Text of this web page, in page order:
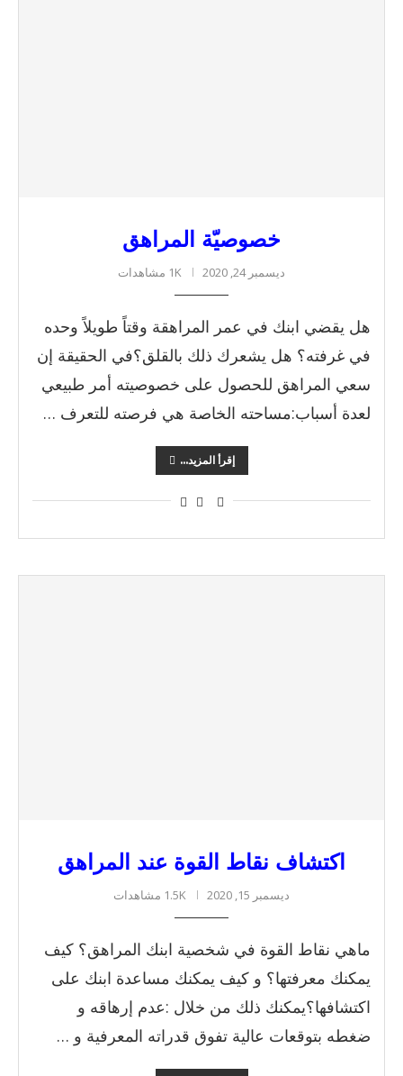
خصوصيّة المراهق
ديسمبر 24, 2020 1K مشاهدات
هل يقضي ابنك في عمر المراهقة وقتاً طويلاً وحده
في غرفته؟ هل يشعرك ذلك بالقلق؟في الحقيقة إن
سعي المراهق للحصول على خصوصيته أمر طبيعي
لعدة أسباب:مساحته الخاصة هي فرصته للتعرف …
إقرأ المزيد...
اكتشاف نقاط القوة عند المراهق
ديسمبر 15, 2020 1.5K مشاهدات
ماهي نقاط القوة في شخصية ابنك المراهق؟ كيف
يمكنك معرفتها؟ و كيف يمكنك مساعدة ابنك على
اكتشافها؟يمكنك ذلك من خلال :عدم إرهاقه و
ضغطه بتوقعات عالية تفوق قدراته المعرفية و …